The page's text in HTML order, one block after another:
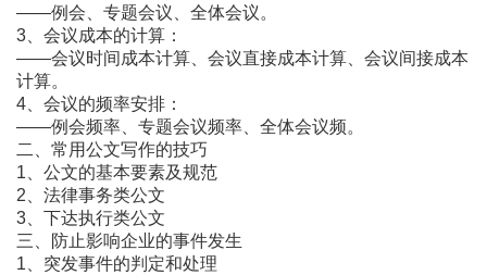
――例会、专题会议、全体会议。
3、会议成本的计算：
――会议时间成本计算、会议直接成本计算、会议间接成本
计算。
4、会议的频率安排：
――例会频率、专题会议频率、全体会议频。
二、常用公文写作的技巧
1、公文的基本要素及规范
2、法律事务类公文
3、下达执行类公文
三、防止影响企业的事件发生
1、突发事件的判定和处理